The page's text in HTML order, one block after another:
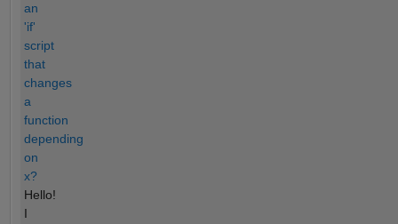
an
'if'
script
that
changes
a
function
depending
on
x?
Hello!
I